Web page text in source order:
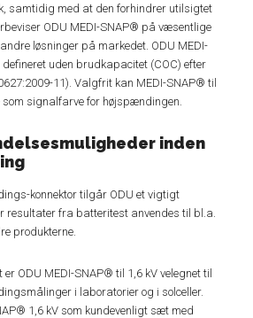
samtidig med at den forhindrer utilsigtet
ODU MEDI-SNAP® på væsentlige
løsninger på markedet. ODU MEDI-
uden brudkapacitet (COC) efter
11). Valgfrit kan MEDI-SNAP® til
som signalfarve for højspændingen.
inden
konnektor tilgår ODU et vigtigt
resultater fra batteritest anvendes til bl.a.
produkterne.
ODU MEDI-SNAP® til 1,6 kV velegnet til
i laboratorier og i solceller.
1,6 kV som kundevenligt sæt med